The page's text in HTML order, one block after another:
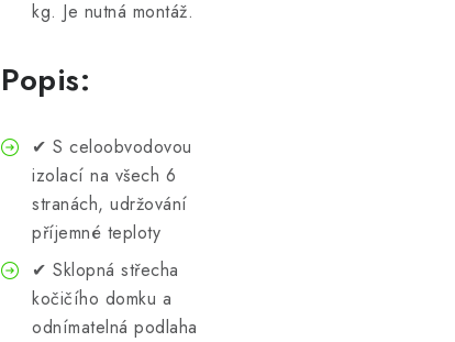
kg. Je nutná montáž.
Popis:
✔ S celoobvodovou
izolací na všech 6
stranách, udržování
příjemné teploty
✔ Sklopná střecha
kočičího domku a
odnímatelná podlaha